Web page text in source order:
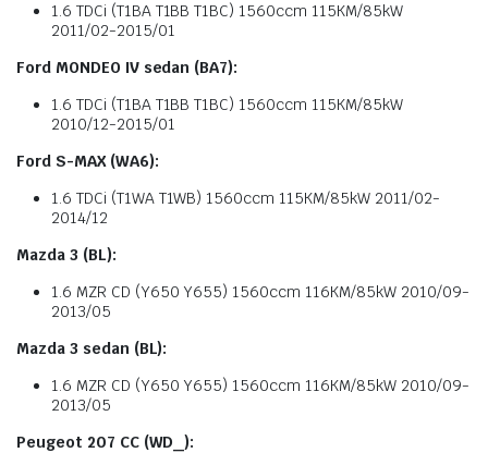
1.6 TDCi (T1BA T1BB T1BC) 1560ccm 115KM/85kW
2011/02-2015/01
Ford MONDEO IV sedan (BA7):
1.6 TDCi (T1BA T1BB T1BC) 1560ccm 115KM/85kW
2010/12-2015/01
Ford S-MAX (WA6):
1.6 TDCi (T1WA T1WB) 1560ccm 115KM/85kW 2011/02-
2014/12
Mazda 3 (BL):
1.6 MZR CD (Y650 Y655) 1560ccm 116KM/85kW 2010/09-
2013/05
Mazda 3 sedan (BL):
1.6 MZR CD (Y650 Y655) 1560ccm 116KM/85kW 2010/09-
2013/05
Peugeot 207 CC (WD_):